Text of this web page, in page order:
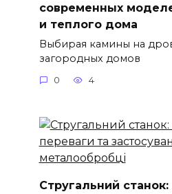
современных
и теплого дома
Выбирая камины на
загородных домов
0 4
Стругальний станок: